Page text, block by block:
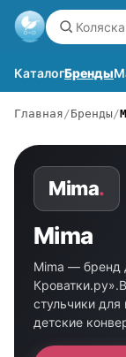
КаталогБренды
Главная Бренды
Mima.
Mima
Mima — бренд
стульчики
детские